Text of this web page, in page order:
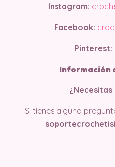
Instagram:
Facebook:
Pinterest:
Información
¿Necesitas
Si tienes alguna